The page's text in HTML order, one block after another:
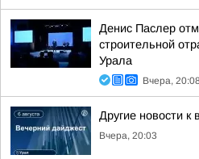
Денис Паслер
строительной
Урала
Вчера, 20:08
Другие новости к
Вчера, 20:03